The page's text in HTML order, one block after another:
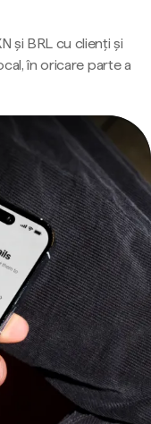
și BRL cu clienți și
în oricare parte a